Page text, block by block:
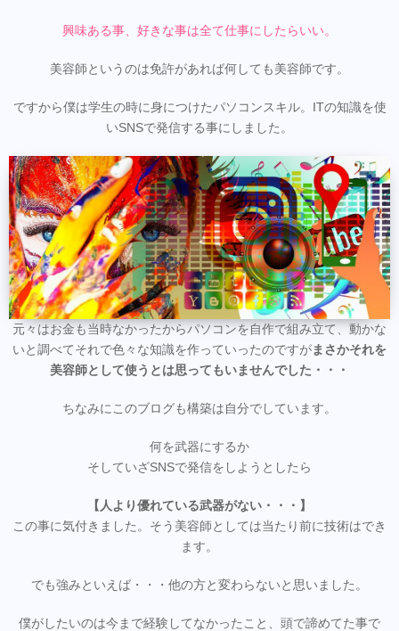
興味ある事、好きな事は全て仕事にしたらいい。
美容師というのは免許があれば何しても美容師です。
ですから僕は学生の時に身につけたパソコンスキル。ITの知識を使
いSNSで発信する事にしました。
元々はお金も当時なかったからパソコンを自作で組み立て、動かな
いと調べてそれで色々な知識を作っていったのですがまさかそれを
美容師として使うとは思ってもいませんでした・・・
ちなみにこのブログも構築は自分でしています。
何を武器にするか
そしていざSNSで発信をしようとしたら
【人より優れている武器がない・・・】
この事に気付きました。そう美容師としては当たり前に技術はでき
ます。
でも強みといえば・・・他の方と変わらないと思いました。
僕がしたいのは今まで経験してなかったこと、頭で諦めてた事で